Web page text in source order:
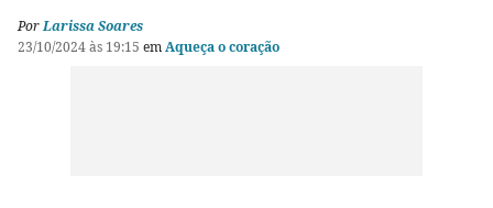
PorLarissa Soares
23/10/2024 às 19:15 emAqueça o coração